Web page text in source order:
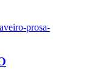
prosa-